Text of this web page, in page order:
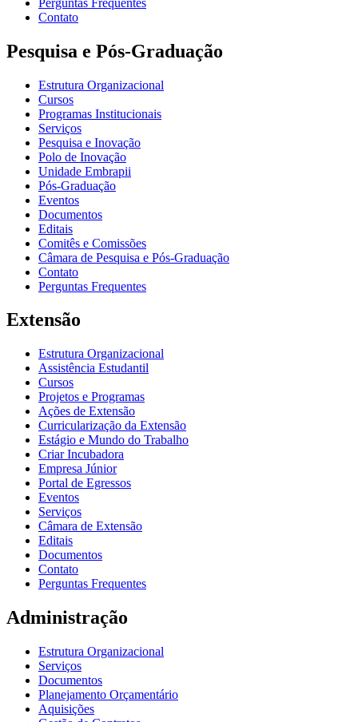
Contato
Pesquisa e Pós-Graduação
Estrutura Organizacional
Cursos
Programas Institucionais
Serviços
Pesquisa e Inovação
Polo de Inovação
Unidade Embrapii
Pós-Graduação
Eventos
Documentos
Editais
Comitês e Comissões
Câmara de Pesquisa e Pós-Graduação
Contato
Perguntas Frequentes
Extensão
Estrutura Organizacional
Assistência Estudantil
Cursos
Projetos e Programas
Ações de Extensão
Curricularização da Extensão
Estágio e Mundo do Trabalho
Criar Incubadora
Empresa Júnior
Portal de Egressos
Eventos
Serviços
Câmara de Extensão
Editais
Documentos
Contato
Perguntas Frequentes
Administração
Estrutura Organizacional
Serviços
Documentos
Planejamento Orçamentário
Aquisições